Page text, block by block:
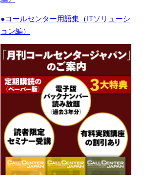
●コールセンター用語集（ITソリューシ
ョン編）